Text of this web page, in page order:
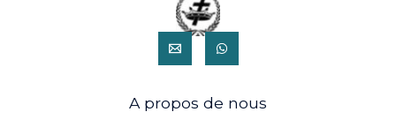
A propos de nous